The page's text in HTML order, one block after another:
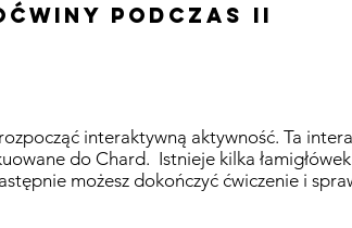
podczas II
interaktywną aktywność. Ta
do Chard. Istnieje kilka
możesz dokończyć ćwiczenie i